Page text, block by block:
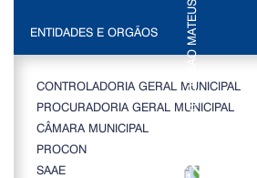
ENTIDADES E ORGÃOS
CONTROLADORIA GERAL MUNICIPAL
PROCURADORIA GERAL MUNICIPAL
CÂMARA MUNICIPAL
PROCON
SAAE